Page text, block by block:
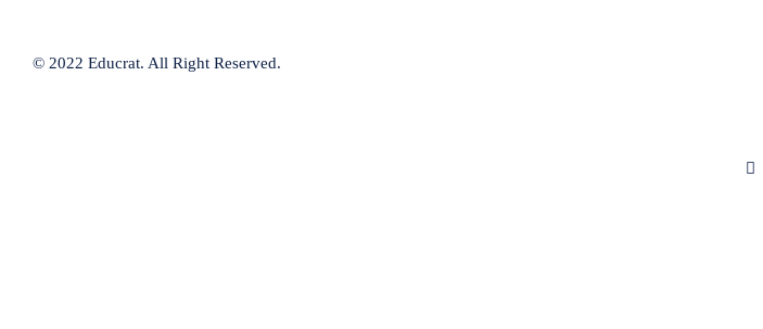
© 2022 Educrat. All Right Reserved.